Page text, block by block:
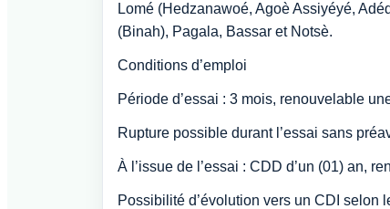
Lomé (Hedzanawoé, Agoè Assiyéyé,
(Binah), Pagala, Bassar et Notsè.
Conditions d’emploi
Période d’essai : 3 mois, renouvelable
Rupture possible durant l’essai sans
À l’issue de l’essai : CDD d’un (01) an,
Possibilité d’évolution vers un CDI selon